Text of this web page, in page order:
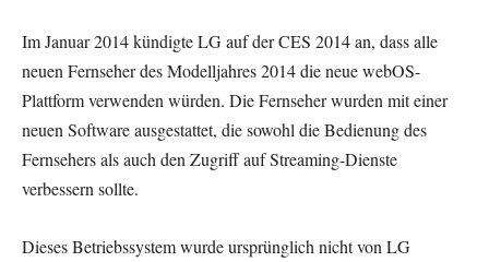
Im Januar 2014 kündigte LG auf der CES 2014 an, dass alle
neuen Fernseher des Modelljahres 2014 die neue webOS-
Plattform verwenden würden. Die Fernseher wurden mit einer
neuen Software ausgestattet, die sowohl die Bedienung des
Fernsehers als auch den Zugriff auf Streaming-Dienste
verbessern sollte.
Dieses Betriebssystem wurde ursprünglich nicht von LG